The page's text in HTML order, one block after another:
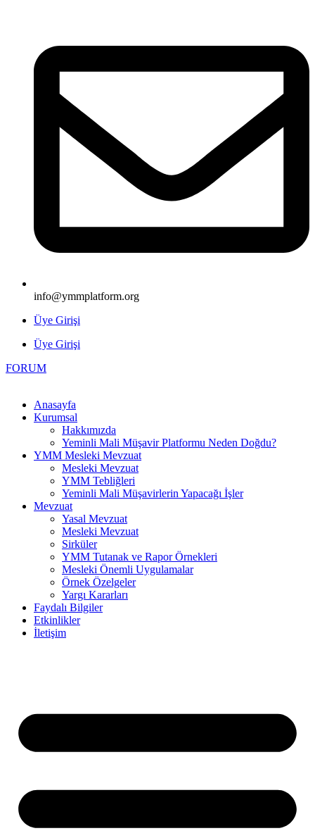
info@ymmplatform.org
Üye Girişi
Üye Girişi
FORUM
Anasayfa
Kurumsal
Hakkımızda
Yeminli Mali Müşavir Platformu Neden Doğdu?
YMM Mesleki Mevzuat
Mesleki Mevzuat
YMM Tebliğleri
Yeminli Mali Müşavirlerin Yapacağı İşler
Mevzuat
Yasal Mevzuat
Mesleki Mevzuat
Sirküler
YMM Tutanak ve Rapor Örnekleri
Mesleki Önemli Uygulamalar
Örnek Özelgeler
Yargı Kararları
Faydalı Bilgiler
Etkinlikler
İletişim